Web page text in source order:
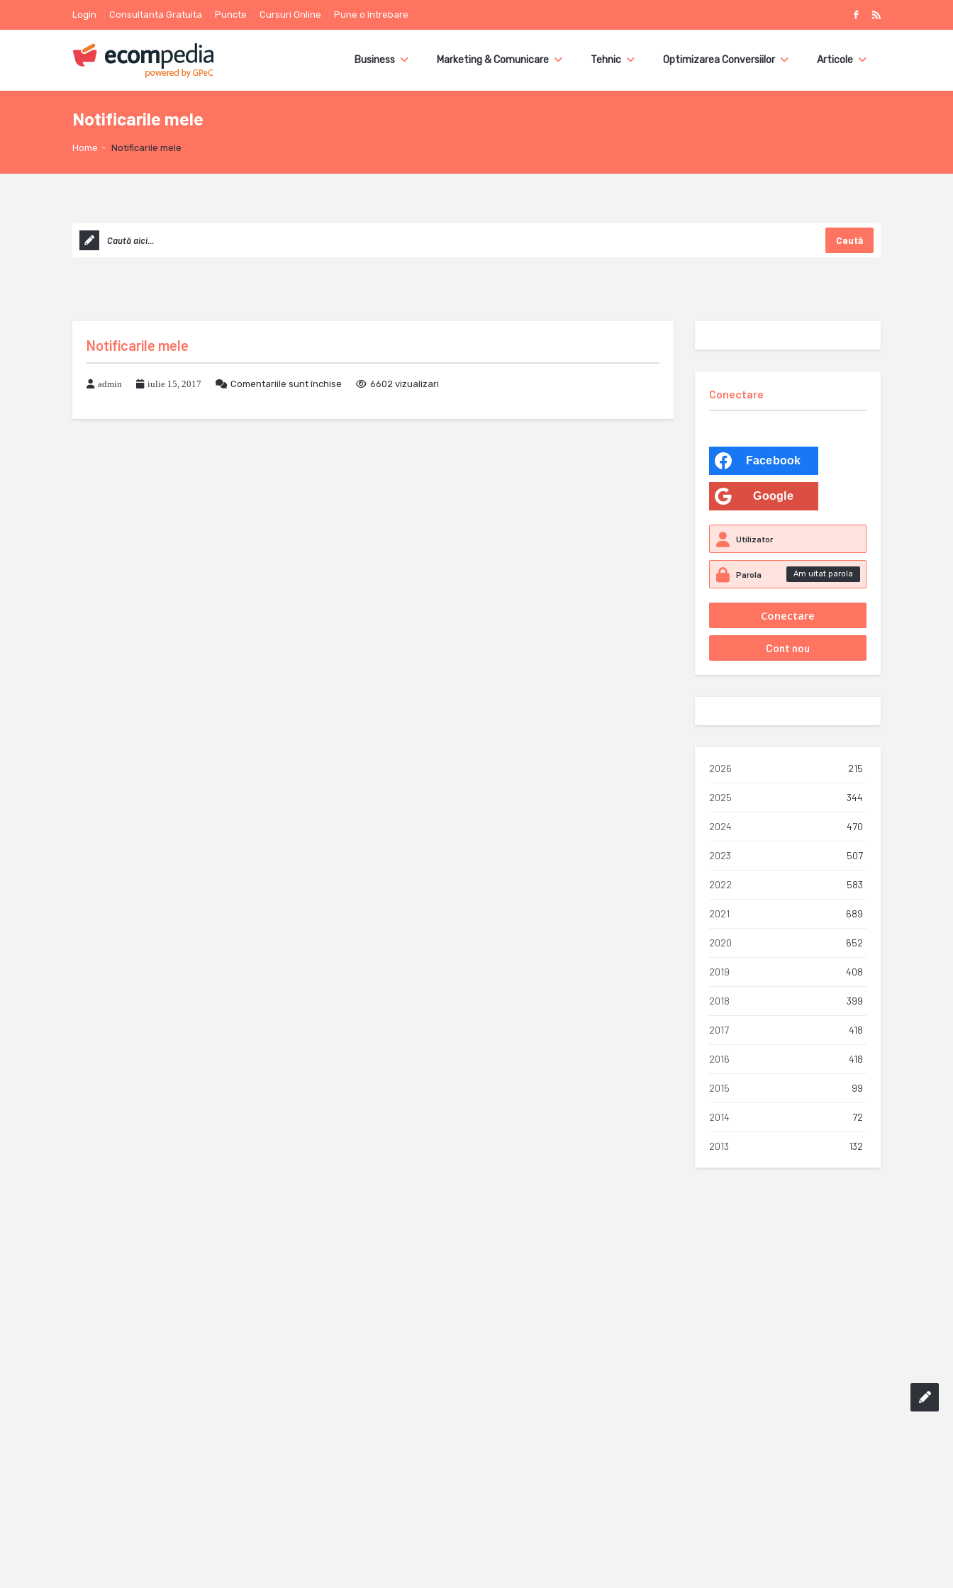
Login Consultanta Gratuita Puncte Cursuri Online Pune o întrebare
Business Marketing & Comunicare Tehnic Optimizarea Conversiilor Articole
Notificarile mele
Home - Notificarile mele
Caută
Notificarile mele
admin iulie 15, 2017 Comentariile sunt închise 6602 vizualizari
Conectare
Facebook
Google
Am uitat parola
2026 215
2025 344
2024 470
2023 507
2022 583
2021 689
2020 652
2019 408
2018 399
2017 418
2016 418
2015 99
2014 72
2013 132